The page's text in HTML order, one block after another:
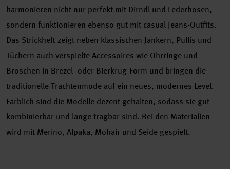
harmonieren nicht nur perfekt mit Dirndl und Lederhosen,
sondern funktionieren ebenso gut mit casual Jeans-Outfits.
Das Strickheft zeigt neben klassischen Jankern, Pullis und
Tüchern auch verspielte Accessoires wie Ohrringe und
Broschen in Brezel- oder Bierkrug-Form und bringen die
traditionelle Trachtenmode auf ein neues, modernes Level.
Farblich sind die Modelle dezent gehalten, sodass sie gut
kombinierbar und lange tragbar sind. Bei den Materialien
wird mit Merino, Alpaka, Mohair und Seide gespielt.